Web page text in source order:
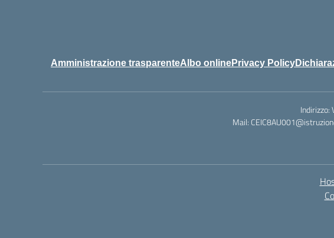
Amministrazione trasparenteAlbo onlinePrivacy Policy
Indirizzo:
Mail: